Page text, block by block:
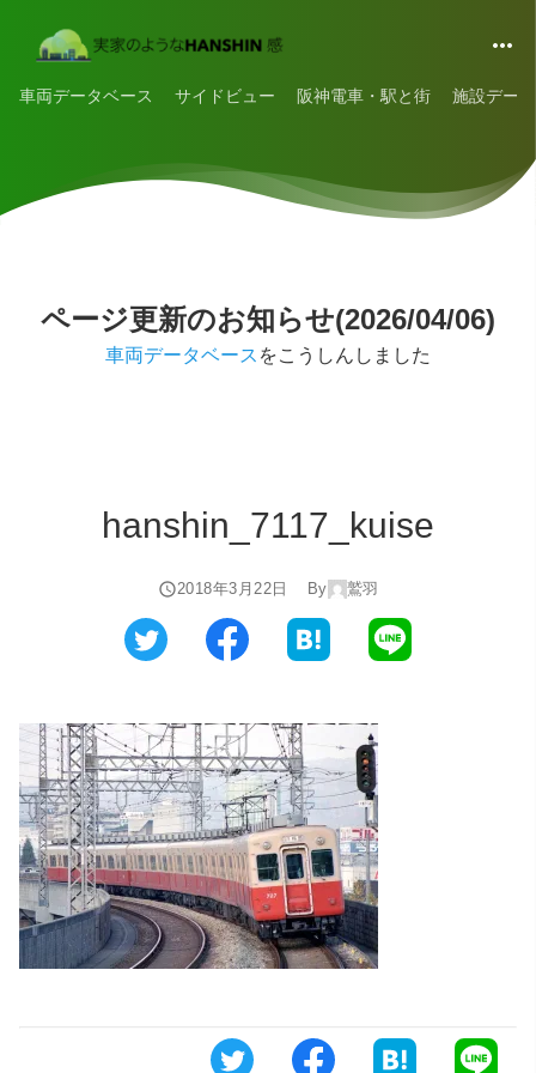
車両データベース サイドビュー 阪神電車・駅と街 施設デー
ページ更新のお知らせ(2026/04/06)
車両データベース をこうしんしました
hanshin_7117_kuise
2018年3月22日 By 鷲羽